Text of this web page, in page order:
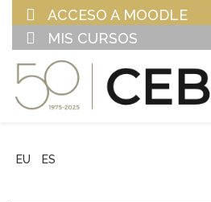
ACCESO A MOODLE
MIS CURSOS
EU ES